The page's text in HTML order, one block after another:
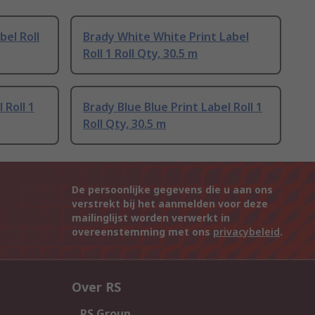
Roll
Brady White White Print Label
Roll 1 Roll Qty, 30.5 m
1
Brady Blue Blue Print Label Roll 1
Roll Qty, 30.5 m
De persoonlijke gegevens die u aan ons
verstrekt bij het aanmelden voor deze
mailinglijst worden verwerkt in
overeenstemming met ons privacybeleid.
Over RS